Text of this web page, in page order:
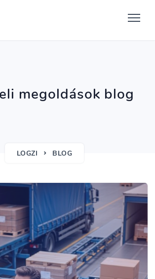
megoldások blog
LOGZI BLOG